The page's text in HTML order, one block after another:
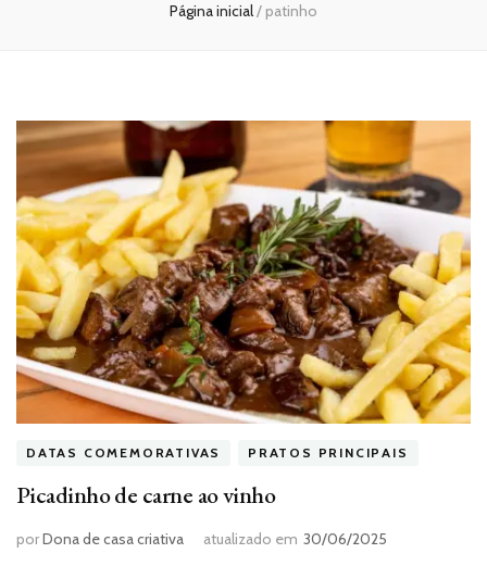
Página inicial/ patinho
DATAS COMEMORATIVAS PRATOS PRINCIPAIS
Picadinho de carne ao vinho
porDona de casa criativa atualizado em 30/06/2025